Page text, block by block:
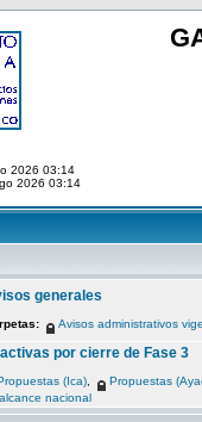
2026 03:14
2026 03:14
generales
Avisos administrativos
por cierre de Fase 3
(Ica) Propuestas
nacional